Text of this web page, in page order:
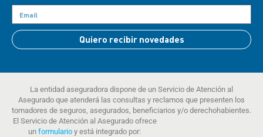
Quiero recibir novedades
La entidad aseguradora dispone de un Servicio de Atención al
Asegurado que atenderá las consultas y reclamos que presenten los
tomadores de seguros, asegurados, beneficiarios y/o derechohabientes.
El Servicio de Atención al Asegurado ofrece
un formulario y está integrado por: